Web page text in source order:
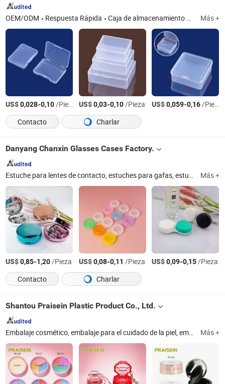
OEM/ODM Respuesta Rápida Caja de almacenamiento de PP, caja de almacenamiento, caja de embalaje, caja de plástico, caja de piezas Más +
US$0,028-0,10/Pieza US$0,03-0,10/Pieza US$0,059-0,16/Pieza
Contacto
Charlar
Danyang Chanxin Glasses Cases Factory.
Estuche para lentes de contacto, estuches para gafas, estuches para lentes, estuches ópticos, lentes de contacto, lentes Más +
US$0,85-1,20/Pieza US$0,08-0,11 /Pieza US$0,09-0,15/Pieza
Contacto
Charlar
Shantou Praisein Plastic Product Co., Ltd.
Embalaje cosmético, embalaje para el cuidado de la piel, embalaje de plástico Más +